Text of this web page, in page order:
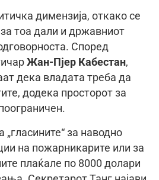
димензија, откако се
тоа дали и државниот
Според
Жан-Пјер Кабестан,
дека владата треба да
додека просторот за
„гласините“ за наводно
на пожарникарите или за
плаќале по 8000 долари